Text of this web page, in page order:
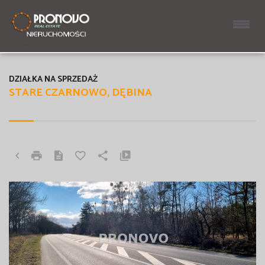
STARE CZARNOWO, DĘBINA
DZIAŁKA NA SPRZEDAŻ